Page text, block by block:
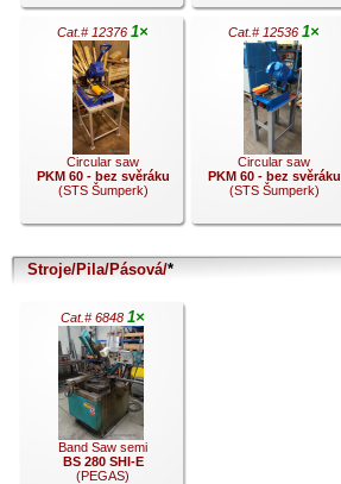
. .
Cat.# 12376 1×
Circular saw
PKM 60 - bez svěráku
(STS Šumperk)
Cat.# 12536 1×
Circular saw
PKM 60 - bez svěráku
(STS Šumperk)
Stroje/Pila/Pásová/*
Cat.# 6848 1×
Band Saw semi
BS 280 SHI-E
(PEGAS)